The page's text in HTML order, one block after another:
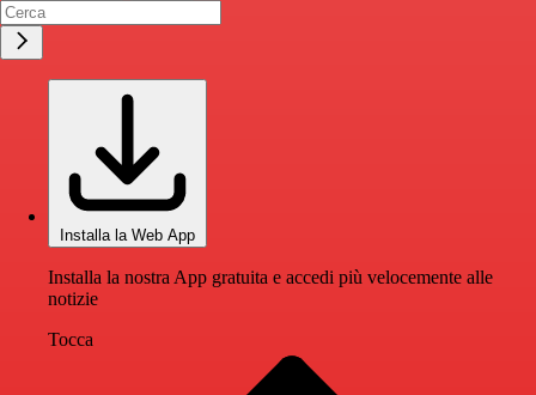
Installa la Web App
Installa la nostra App gratuita e accedi più velocemente alle
notizie
Tocca